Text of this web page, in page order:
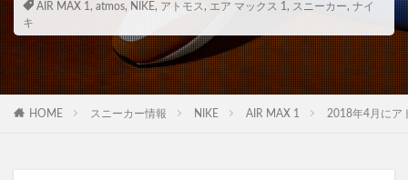
AIR MAX 1 , atmos, NIKE, アトモス , エア マックス 1 , スニーカー, ナイ
キ
HOME スニーカー情報 NIKE AIR MAX 1 2018年4月にア